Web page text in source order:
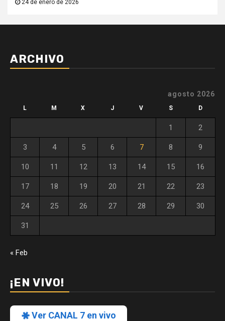
24 de enero de 2026
ARCHIVO
agosto 2026
L M X J V S D
1 2
3 4 5 6 7 8 9
10 11 12 13 14 15 16
17 18 19 20 21 22 23
24 25 26 27 28 29 30
31
« Feb
¡EN VIVO!
Ver CANAL 7 en vivo